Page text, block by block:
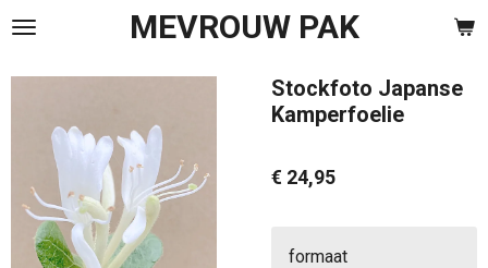
Ga
naar
hoofdinhoud
MEVROUW PAK
Stockfoto Japanse
Kamperfoelie
€ 24,95
formaat